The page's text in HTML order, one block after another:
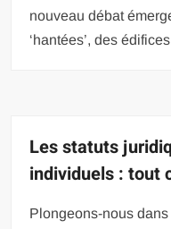
nouveau débat
‘hantées’, des
Les statuts
individuels : tout
Plongeons-nous